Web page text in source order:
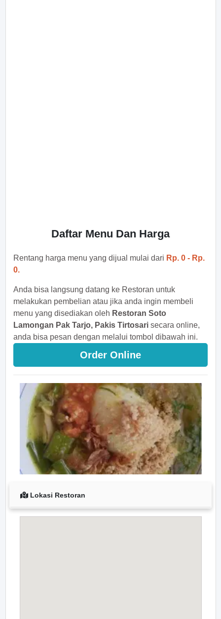
Daftar Menu Dan Harga
Rentang harga menu yang dijual mulai dari Rp. 0 - Rp.
0.
Anda bisa langsung datang ke Restoran untuk
melakukan pembelian atau jika anda ingin membeli
menu yang disediakan oleh Restoran Soto
Lamongan Pak Tarjo, Pakis Tirtosari secara online,
anda bisa pesan dengan melalui tombol dibawah ini.
Order Online
Lokasi Restoran